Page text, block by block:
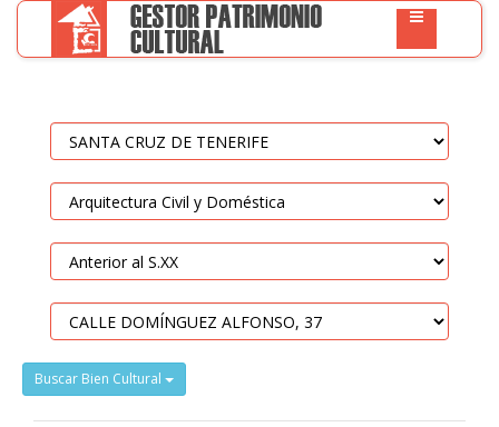
Buscar Bien Cultural